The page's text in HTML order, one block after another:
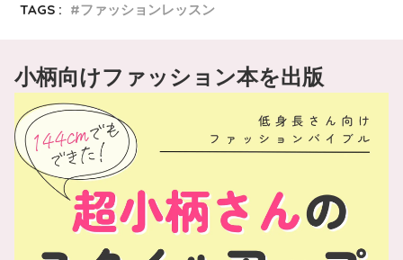
TAGS :
ファッションレッスン
小柄向けファッション本を出版